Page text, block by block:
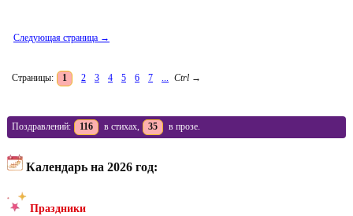
Следующая страница →
Страницы: 1 2 3 4 5 6 7 Ctrl →
Поздравлений: 116 в стихах, 35 в прозе.
Календарь на 2026 год:
Праздники